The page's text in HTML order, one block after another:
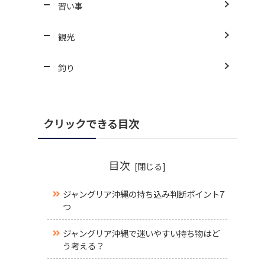
習い事
観光
釣り
クリックできる目次
目次
ジャングリア沖縄の持ち込み判断ポイント7
つ
ジャングリア沖縄で迷いやすい持ち物はど
う考える？